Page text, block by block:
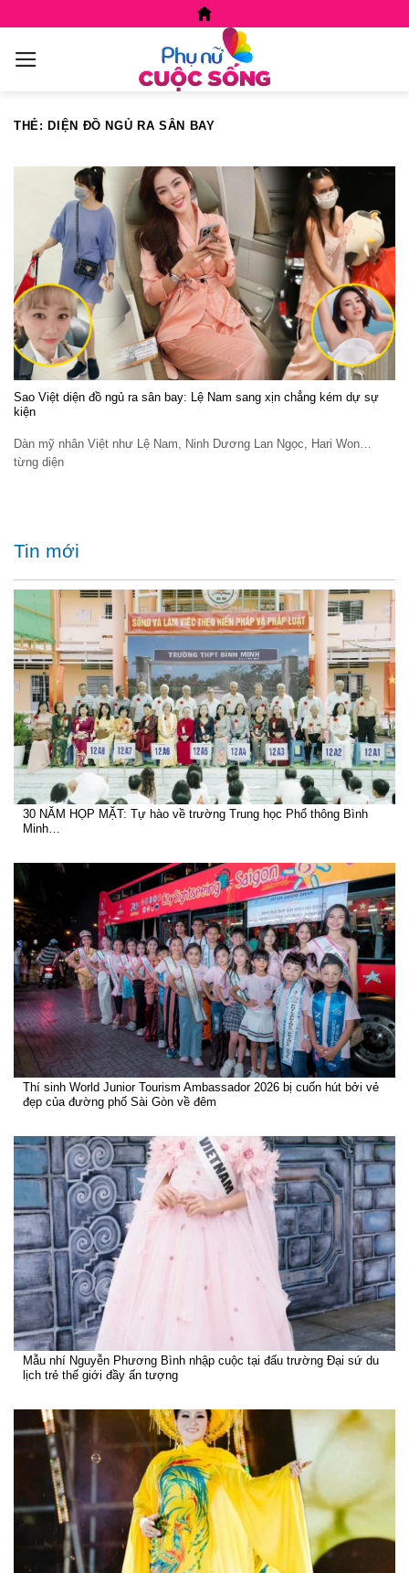
content
THẺ: DIỆN ĐỒ NGỦ RA SÂN BAY
Sao Việt diện đồ ngủ ra sân bay: Lệ Nam sang xịn chẳng kém dự sự
kiện
Dàn mỹ nhân Việt như Lệ Nam, Ninh Dương Lan Ngọc, Hari Won…
từng diện
Tin mới
30 NĂM HỌP MẶT: Tự hào về trường Trung học Phổ thông Bình
Minh…
Thí sinh World Junior Tourism Ambassador 2026 bị cuốn hút bởi vẻ
đẹp của đường phố Sài Gòn về đêm
Mẫu nhí Nguyễn Phương Bình nhập cuộc tại đấu trường Đại sứ du
lịch trẻ thế giới đầy ấn tượng